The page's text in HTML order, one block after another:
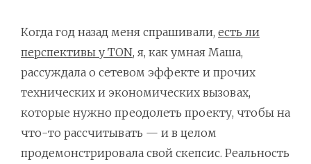
Когда год назад меня спрашивали, есть ли
перспективы у TON, я, как умная Маша,
рассуждала о сетевом эффекте и прочих
технических и экономических вызовах,
которые нужно преодолеть проекту, чтобы на
что-то рассчитывать — и в целом
продемонстрировала свой скепсис. Реальность